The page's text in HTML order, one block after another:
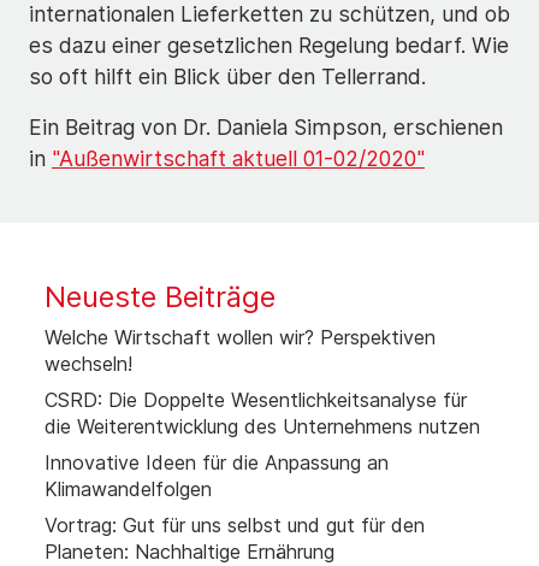
internationalen Lieferketten zu schützen, und ob
es dazu einer gesetzlichen Regelung bedarf. Wie
so oft hilft ein Blick über den Tellerrand.
Ein Beitrag von Dr. Daniela Simpson, erschienen
in "Außenwirtschaft aktuell 01-02/2020"
Neueste Beiträge
Welche Wirtschaft wollen wir? Perspektiven
wechseln!
CSRD: Die Doppelte Wesentlichkeitsanalyse für
die Weiterentwicklung des Unternehmens nutzen
Innovative Ideen für die Anpassung an
Klimawandelfolgen
Vortrag: Gut für uns selbst und gut für den
Planeten: Nachhaltige Ernährung